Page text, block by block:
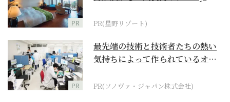
PR PR(星野リゾート)
PR
最先端の技術と技術者たちの熱い
気持ちによって作られているオー
PR(ソノヴァ・ジャパン株式会社)